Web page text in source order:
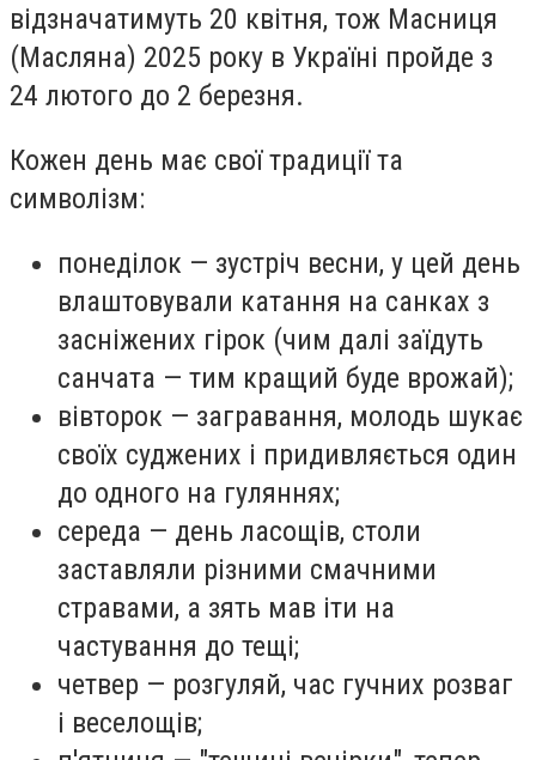
відзначатимуть 20 квітня, тож Масниця
(Масляна) 2025 року в Україні пройде з
24 лютого до 2 березня.
Кожен день має свої традиції та
символізм:
понеділок — зустріч весни, у цей день
влаштовували катання на санках з
засніжених гірок (чим далі заїдуть
санчата — тим кращий буде врожай);
вівторок — загравання, молодь шукає
своїх суджених і придивляється один
до одного на гуляннях;
середа — день ласощів, столи
заставляли різними смачними
стравами, а зять мав іти на
частування до тещі;
четвер — розгуляй, час гучних розваг
і веселощів;